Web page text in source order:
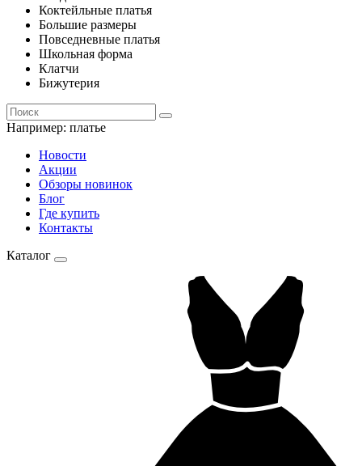
Коктейльные платья
Большие размеры
Повседневные платья
Школьная форма
Клатчи
Бижутерия
Например: платье
Новости
Акции
Обзоры новинок
Блог
Где купить
Контакты
Каталог